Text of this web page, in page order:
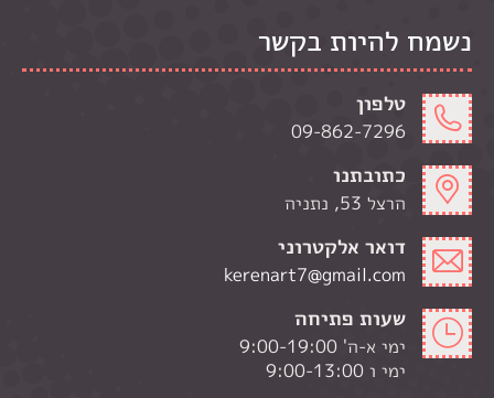
נשמח להיות בקשר
טלפון
09-862-7296
כתובתנו
הרצל 53, נתניה
דואר אלקטרוני
kerenart7@gmail.com
שעות פתיחה
ימי א-ה' 9:00-19:00
ימי ו 9:00-13:00